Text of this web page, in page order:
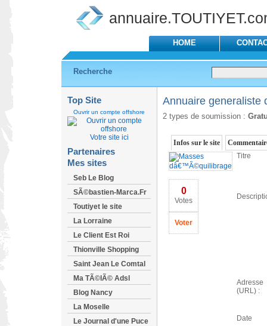
HOME
Recherche
Top Site
Ouvrir un compte offshore
Votre site ici
Partenaires
Mes sites
Seb Le Blog
SÃ©bastien-Marca.Fr
Toutiyet le site
La Lorraine
Le Client Est Roi
Thionville Shopping
Saint Jean Le Comtal
Ma TÃ©lÃ© Adsl
Blog Nancy
La Moselle
Le Journal d'une Puce
Annuaire generaliste
2 types de soumission :
Infos sur le site
0
Votes
Voter
Titre
Adresse
(URL) :
Date